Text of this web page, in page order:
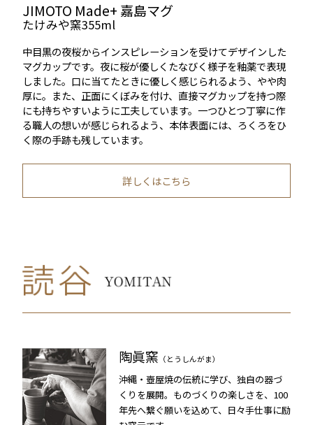
JIMOTO Made+ 嘉島マグ
たけみや窯355ml
中目黒の夜桜からインスピレーションを受けてデザインした
マグカップです。夜に桜が優しくたなびく様子を釉薬で表現
しました。口に当てたときに優しく感じられるよう、やや肉
厚に。また、正面にくぼみを付け、直接マグカップを持つ際
にも持ちやすいように工夫しています。一つひとつ丁寧に作
る職人の想いが感じられるよう、本体表面には、ろくろをひ
く際の手跡も残しています。
詳しくはこちら
陶眞窯 （とうしんがま）
沖縄・壺屋焼の伝統に学び、独自の器づ
くりを展開。ものづくりの楽しさを、100
年先へ繋ぐ願いを込めて、日々手仕事に励